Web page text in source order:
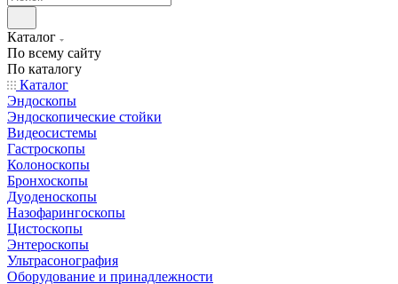
Каталог
По всему сайту
По каталогу
Каталог
Эндоскопы
Эндоскопические стойки
Видеосистемы
Гастроскопы
Колоноскопы
Бронхоскопы
Дуоденоскопы
Назофарингоскопы
Цистоскопы
Энтероскопы
Ультрасонография
Оборудование и принадлежности